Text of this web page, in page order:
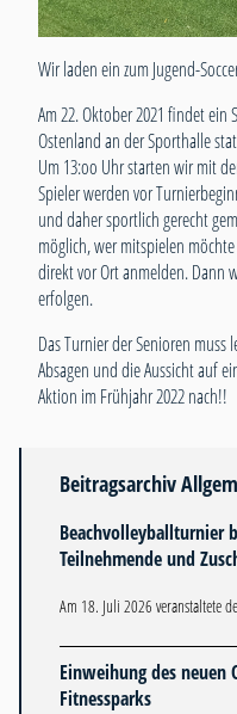
Wir laden ein zum Jugend-
Am 22. Oktober 2021 findet ein
Ostenland an der Sporthalle
Um 13:oo Uhr starten wir mit
Spieler werden vor
und daher sportlich gerecht
möglich, wer mitspielen
direkt vor Ort anmelden. Dann
erfolgen.
Das Turnier der Senioren muss
Absagen und die Aussicht auf
Aktion im Frühjahr 2022 nach!!
Beitragsarchiv
Beachvolleyballturnier
Teilnehmende und
Am 18. Juli 2026 veranstaltete
Einweihung des neuen
Fitnessparks